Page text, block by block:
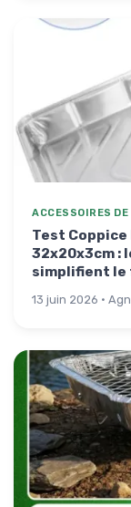
ACCESSOIRES DE
Test
32x20x3cm :
simplifient le
13 juin 2026 ·